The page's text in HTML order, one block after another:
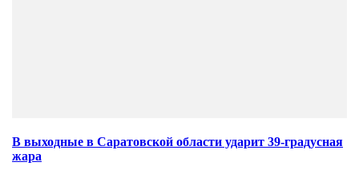
В выходные в Саратовской области ударит 39-градусная
жара